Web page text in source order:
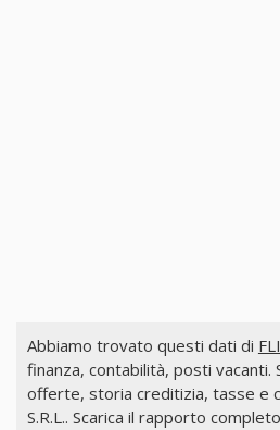
Abbiamo trovato questi dati di
finanza, contabilità, posti vacanti.
offerte, storia creditizia, tasse e
S.R.L.. Scarica il rapporto